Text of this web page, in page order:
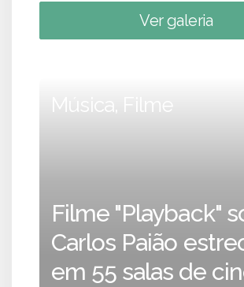
Ver galeria
Música, Filme
Filme "Playback"
Carlos Paião
em 55 salas de